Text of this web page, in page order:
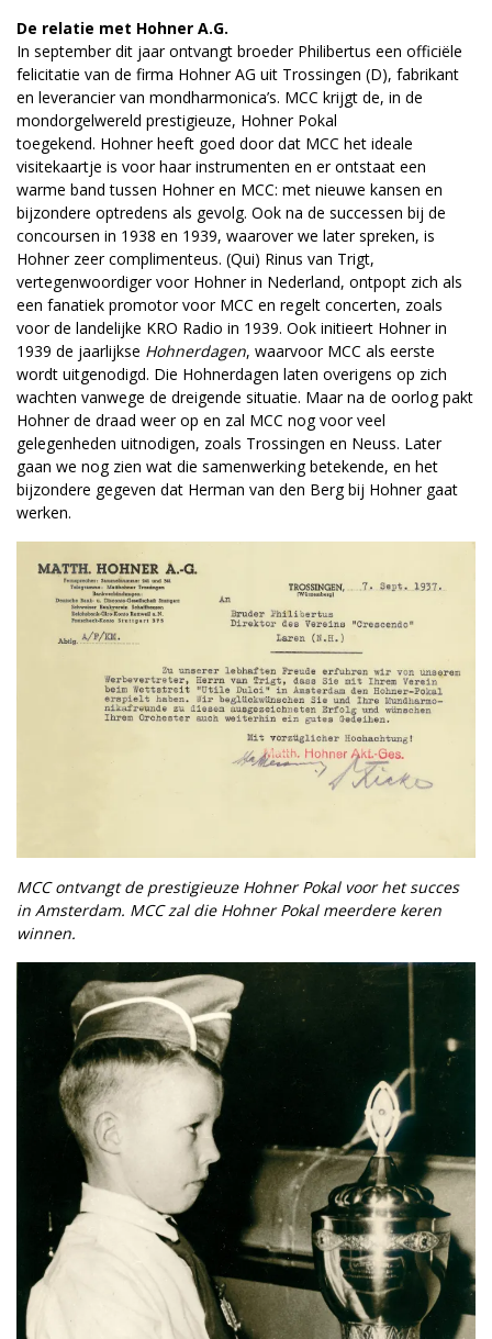
De relatie met Hohner A.G.
In september dit jaar ontvangt broeder Philibertus een officiële
felicitatie van de firma Hohner AG uit Trossingen (D), ­fabrikant
en leverancier van mond­harmonica’s. MCC krijgt de, in de
mondorgel­wereld prestigieuze, Hohner Pokal
toegekend. Hohner heeft goed door dat MCC het ideale
visitekaartje is voor haar instrumenten en er ontstaat een
warme band tussen Hohner en MCC: met nieuwe kansen en
bijzondere optredens als gevolg. Ook na de successen bij de
concoursen in 1938 en 1939, waarover we later spreken, is
Hohner zeer complimenteus. (Qui) Rinus van Trigt,
vertegenwoordiger voor Hohner in Nederland, ontpopt zich als
een fanatiek promotor voor MCC en regelt concerten, zoals
voor de landelijke KRO Radio in 1939. Ook initieert Hohner in
1939 de jaarlijkse Hohnerdagen, waarvoor MCC als eerste
wordt uitgenodigd. Die Hohnerdagen laten overigens op zich
wachten vanwege de dreigende situatie. Maar na de oorlog pakt
Hohner de draad weer op en zal MCC nog voor veel
gelegenheden uitnodigen, zoals Trossingen en Neuss. Later
gaan we nog zien wat die samenwerking betekende, en het
bijzondere gegeven dat Herman van den Berg bij Hohner gaat
werken.
MCC ontvangt de prestigieuze Hohner Pokal voor het succes
in Amsterdam. MCC zal die Hohner Pokal meerdere keren
winnen.